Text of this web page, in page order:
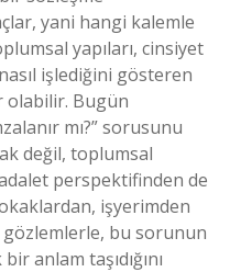
yani hangi kalemle
yapıları, cinsiyet
işlediğini gösteren
olabilir. Bugün
mı?” sorusunu
değil, toplumsal
perspektifinden de
işyerimden
gözlemlerle, bu sorunun
anlam taşıdığını